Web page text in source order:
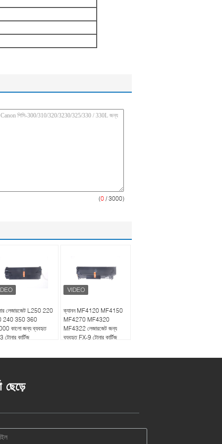
(0 / 3000)
লেজারজেট L250 220
240 350 360
কালো জন্য ব্যবহৃত
টোনার কার্টিজ
ক্যানন MF4120 MF4150
MF4270 MF4320
MF4322 লেজারজেট জন্য
ব্যবহৃত FX-9 টোনার কার্টিজ
ছেড়ে